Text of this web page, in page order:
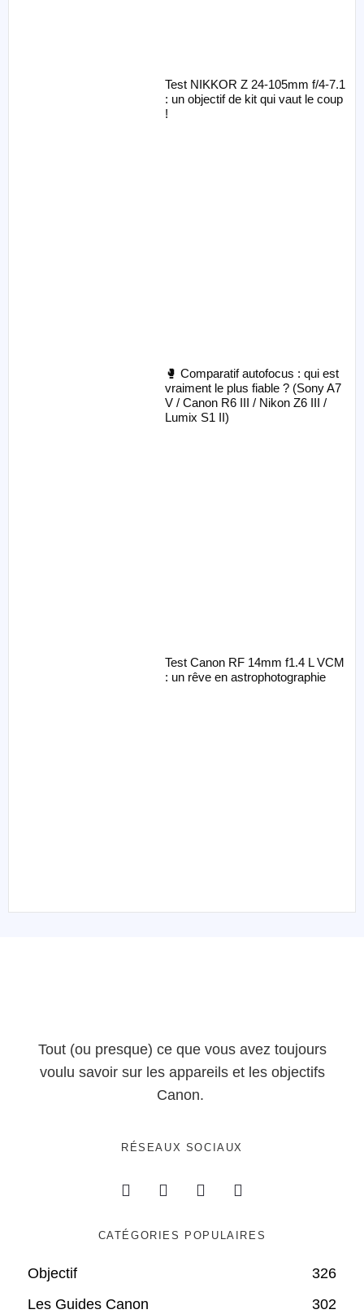
Test NIKKOR Z 24-105mm f/4-7.1
: un objectif de kit qui vaut le coup
!
🥊 Comparatif autofocus : qui est
vraiment le plus fiable ? (Sony A7
V / Canon R6 III / Nikon Z6 III /
Lumix S1 II)
Test Canon RF 14mm f1.4 L VCM
: un rêve en astrophotographie
Tout (ou presque) ce que vous avez toujours
voulu savoir sur les appareils et les objectifs
Canon.
RÉSEAUX SOCIAUX
CATÉGORIES POPULAIRES
Objectif
326
Les Guides Canon
302